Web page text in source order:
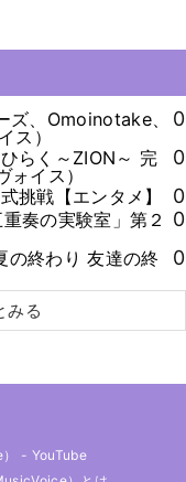
ズ、Omoinotake、
ス）
0
らく～ZION～ 完
イス）
0
挑戦【エンタメ】
0
奏の実験室」第２
0
の終わり 友達の終
0
みる
- YouTube